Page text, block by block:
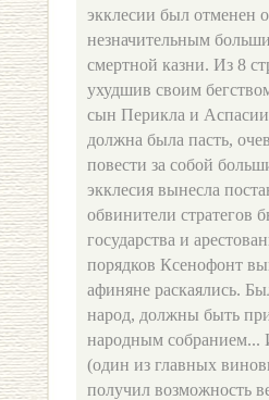
экклесии был отменен
незначительным
смертной казни. Из 8
ухудшив своим
сын Перикла и Аспасии.
должна была пасть,
повести за собой
экклесия вынесла
обвинители стратегов
государства и
порядков Ксенофонт
афиняне раскаялись.
народ, должны быть
народным собранием...
(один из главных
получил возможность